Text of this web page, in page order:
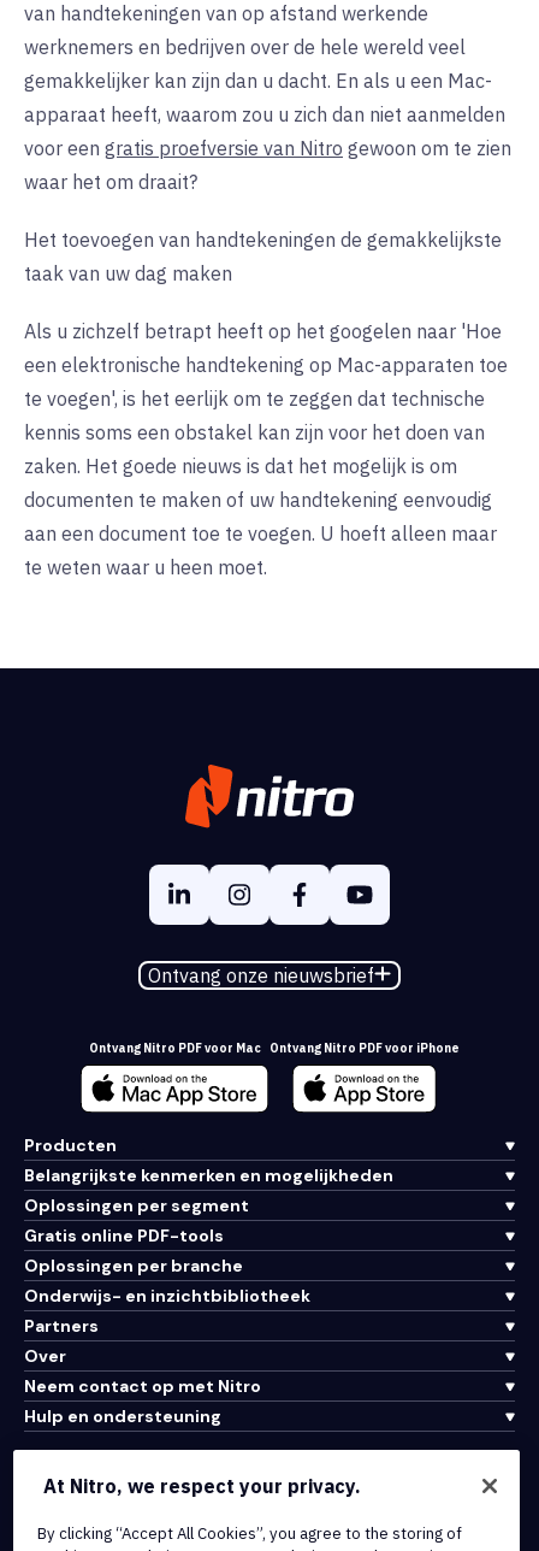
van handtekeningen van op afstand werkende
werknemers en bedrijven over de hele wereld veel
gemakkelijker kan zijn dan u dacht. En als u een Mac-
apparaat heeft, waarom zou u zich dan niet aanmelden
voor een gratis proefversie van Nitro gewoon om te zien
waar het om draait?
Het toevoegen van handtekeningen de gemakkelijkste
taak van uw dag maken
Als u zichzelf betrapt heeft op het googelen naar 'Hoe
een elektronische handtekening op Mac-apparaten toe
te voegen', is het eerlijk om te zeggen dat technische
kennis soms een obstakel kan zijn voor het doen van
zaken. Het goede nieuws is dat het mogelijk is om
documenten te maken of uw handtekening eenvoudig
aan een document toe te voegen. U hoeft alleen maar
te weten waar u heen moet.
Ontvang onze nieuwsbrief
Ontvang Nitro PDF voor Mac Ontvang Nitro PDF voor iPhone
Producten
Belangrijkste kenmerken en mogelijkheden
Oplossingen per segment
Gratis online PDF-tools
Oplossingen per branche
Onderwijs- en inzichtbibliotheek
Partners
Over
Neem contact op met Nitro
Hulp en ondersteuning
Integraties en API-connectiviteit
Cookiebeleid
At Nitro, we respect your privacy.
By clicking “Accept All Cookies”, you agree to the storing of